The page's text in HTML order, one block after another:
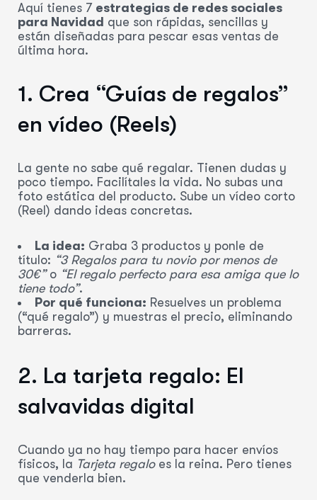
Aquí tienes 7 estrategias de redes sociales
para Navidad que son rápidas, sencillas y
están diseñadas para pescar esas ventas de
última hora.
1. Crea “Guías de regalos”
en vídeo (Reels)
La gente no sabe qué regalar. Tienen dudas y
poco tiempo. Facilítales la vida. No subas una
foto estática del producto. Sube un vídeo corto
(Reel) dando ideas concretas.
La idea: Graba 3 productos y ponle de
título: “3 Regalos para tu novio por menos de
30€”o “El regalo perfecto para esa amiga que lo
tiene todo”.
Por qué funciona: Resuelves un problema
(“qué regalo”) y muestras el precio, eliminando
barreras.
2. La tarjeta regalo: El
salvavidas digital
Cuando ya no hay tiempo para hacer envíos
físicos, la Tarjeta regaloes la reina. Pero tienes
que venderla bien.